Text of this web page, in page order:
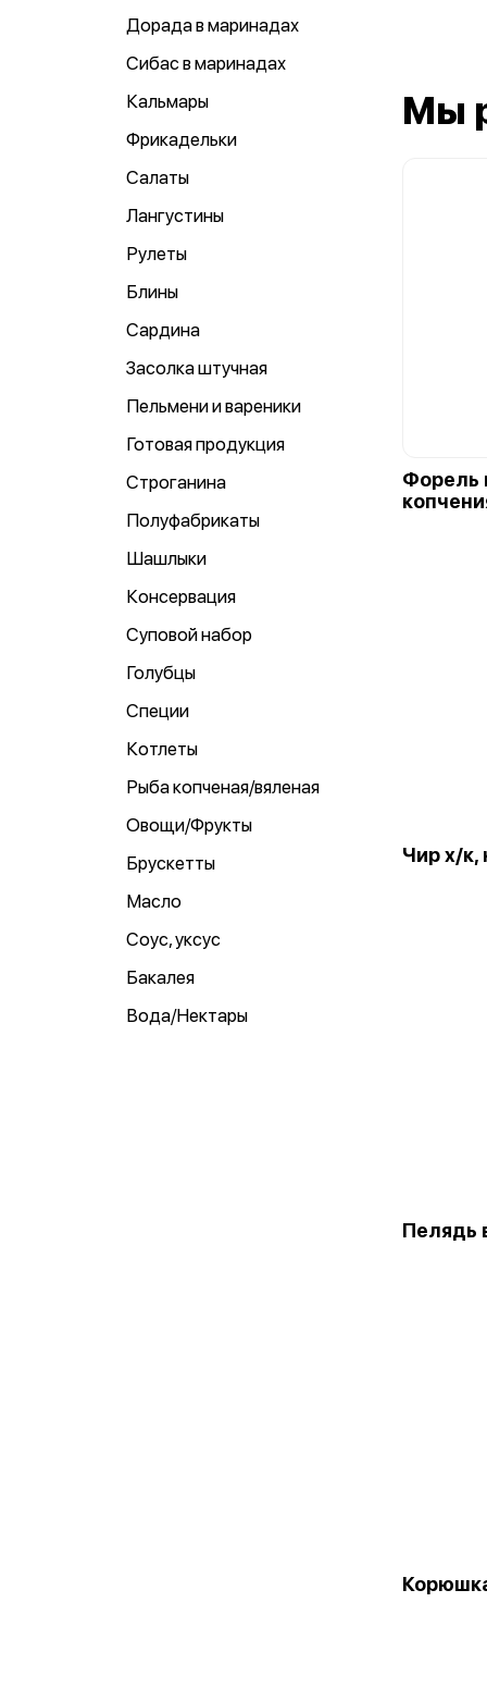
Дорада в маринадах
Сибас в маринадах
Кальмары
Фрикадельки
Салаты
Лангустины
Рулеты
Блины
Сардина
Засолка штучная
Пельмени и вареники
Готовая продукция
Строганина
Полуфабрикаты
Шашлыки
Консервация
Суповой набор
Голубцы
Специи
Котлеты
Рыба копченая/вяленая
Овощи/Фрукты
Брускетты
Масло
Соус, уксус
Бакалея
Вода/Нектары
Мы
Форель
Чир х/к,
Пелядь